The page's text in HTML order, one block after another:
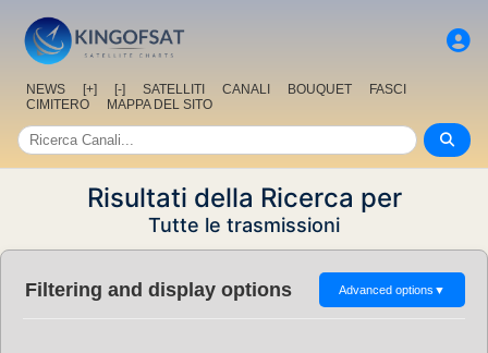
NEWS [+] [-] SATELLITI CANALI BOUQUET
FASCI
CIMITERO
MAPPA DEL SITO
Risultati della Ricerca per
Tutte le trasmissioni
Filtering and display options Advanced options ▼